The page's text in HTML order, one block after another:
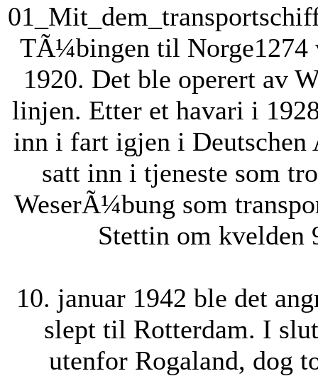
TÃ¼bingen til Norge1274
1920. Det ble operert av
linjen. Etter et havari i
inn i fart igjen i
satt inn i tjeneste som
WeserÃ¼bung som
Stettin om kvelden
10. januar 1942 ble det
slept til Rotterdam. I
utenfor Rogaland, dog